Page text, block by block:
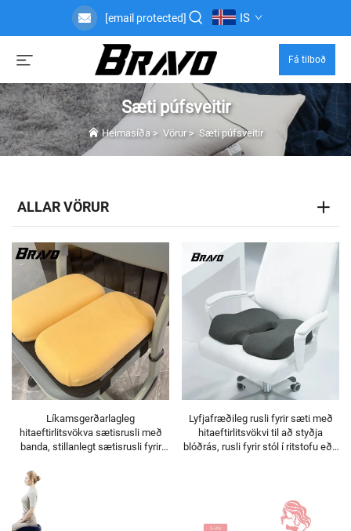
[email protected] IS
Fá tilboð
Sæti púfsveitir
Heimasíða> Vörur> Sæti púfsveitir
ALLAR VÖRUR
Líkamsgerðarlagleg
hitaeftirlitsvökva sætisrusli með
banda, stillanlegt sætisrusli fyrir
Lyfjafræðileg rusli fyrir sæti með
hitaeftirlitsvökvi til að styðja
blóðrás, rusli fyrir stól í ritstofu eða